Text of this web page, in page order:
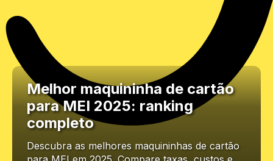
Melhor maquininha de cartão
para MEI 2025: ranking
completo
Descubra as melhores maquininhas de cartão